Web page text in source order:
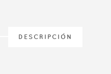
DESCRIPCIÓN